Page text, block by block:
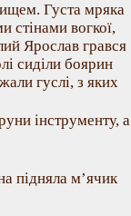
Густа мряка
стінами вогкої,
Ярослав грався
сиділи боярин
гуслі, з яких
інструменту, а
підняла м’ячик